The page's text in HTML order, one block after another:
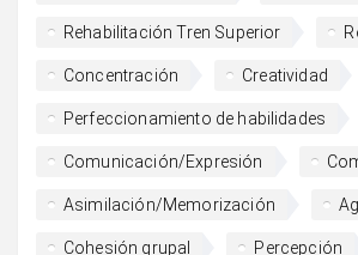
Rehabilitación Tren Superior
Concentración Creatividad
Perfeccionamiento de habilidades
Comunicación/Expresión
Asimilación/Memorización
Cohesión grupal Percepción